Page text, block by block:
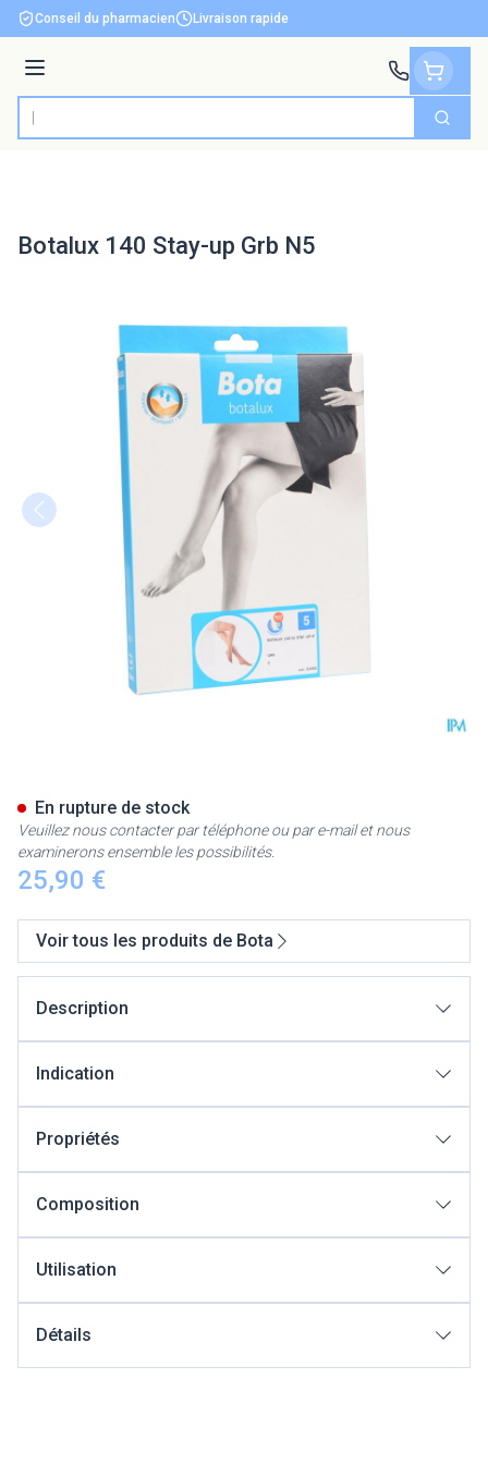
Aller au contenu
Conseil du pharmacien Livraison rapide
Menu
Rechercher
Botalux 140 Stay-up Grb N5
25,90 €
En rupture de stock
Veuillez nous contacter par téléphone ou par e-mail et nous
examinerons ensemble les possibilités.
Voir tous les produits de Bota
Description
Indication
Propriétés
Composition
Utilisation
Détails